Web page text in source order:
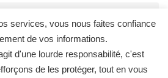
services, vous nous faites confiance
de vos informations.
d'une lourde responsabilité, c'est
de les protéger, tout en vous